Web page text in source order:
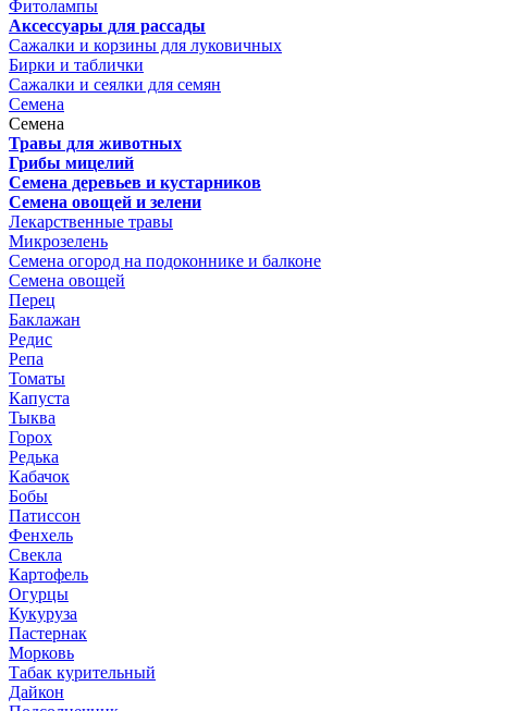
Фитолампы
Аксессуары для рассады
Сажалки и корзины для луковичных
Бирки и таблички
Сажалки и сеялки для семян
Семена
Семена
Травы для животных
Грибы мицелий
Семена деревьев и кустарников
Семена овощей и зелени
Лекарственные травы
Микрозелень
Семена огород на подоконнике и балконе
Семена овощей
Перец
Баклажан
Редис
Репа
Томаты
Капуста
Тыква
Горох
Редька
Кабачок
Бобы
Патиссон
Фенхель
Свекла
Картофель
Огурцы
Кукуруза
Пастернак
Морковь
Табак курительный
Дайкон